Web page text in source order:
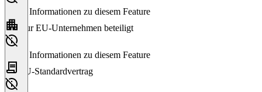
Keine Informationen zu diesem Feature
Nur EU-Unternehmen beteiligt
Keine Informationen zu diesem Feature
EU-Standardvertrag